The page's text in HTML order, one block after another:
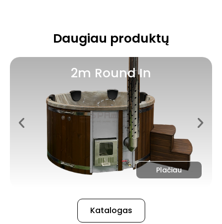
Daugiau produktų
2m Round In
Plačiau
Katalogas